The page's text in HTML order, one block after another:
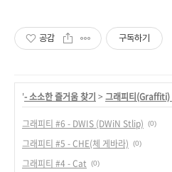
공감 구독하기
'- 소소한 즐거움 찾기 > 그래피티(Graffiti)
그래피티 #6 - DWIS (DWiN Stlip) (0)
그래피티 #5 - CHE(체 게바라) (0)
그래피티 #4 - Cat (0)